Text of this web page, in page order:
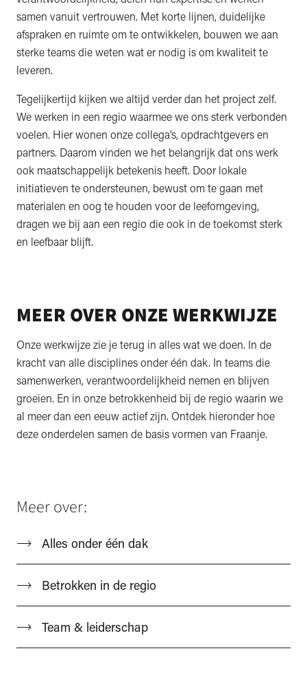
samen vanuit vertrouwen. Met korte lijnen, duidelijke
afspraken en ruimte om te ontwikkelen, bouwen we aan
sterke teams die weten wat er nodig is om kwaliteit te
leveren.
Tegelijkertijd kijken we altijd verder dan het project zelf.
We werken in een regio waarmee we ons sterk verbonden
voelen. Hier wonen onze collega’s, opdrachtgevers en
partners. Daarom vinden we het belangrijk dat ons werk
ook maatschappelijk betekenis heeft. Door lokale
initiatieven te ondersteunen, bewust om te gaan met
materialen en oog te houden voor de leefomgeving,
dragen we bij aan een regio die ook in de toekomst sterk
en leefbaar blijft.
MEER OVER ONZE WERKWIJZE
Onze werkwijze zie je terug in alles wat we doen. In de
kracht van alle disciplines onder één dak. In teams die
samenwerken, verantwoordelijkheid nemen en blijven
groeien. En in onze betrokkenheid bij de regio waarin we
al meer dan een eeuw actief zijn. Ontdek hieronder hoe
deze onderdelen samen de basis vormen van Fraanje.
Meer over:
Alles onder één dak
Betrokken in de regio
Team & leiderschap